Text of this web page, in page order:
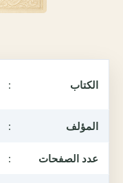
الكتاب :
المؤلف :
عدد الصفحات :